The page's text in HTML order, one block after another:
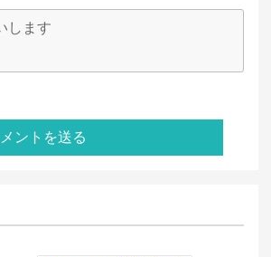
します
ントを送る